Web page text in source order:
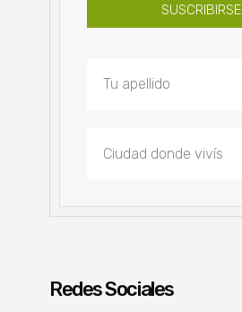
SUSCRIBIRSE
Redes Sociales